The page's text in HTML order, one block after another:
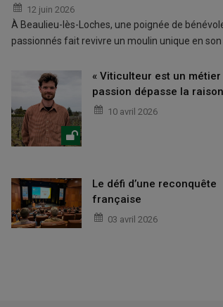
12 juin 2026
À Beaulieu-lès-Loches, une poignée de
passionnés fait revivre un moulin unique en son
« Viticulteur est un métier
passion dépasse la
10 avril 2026
Le défi d’une reconquête
française
03 avril 2026